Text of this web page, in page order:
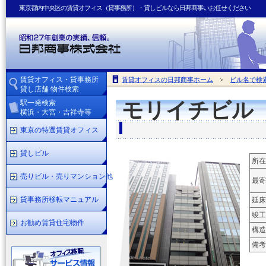
東京都内中央区の賃貸オフィス（貸事務所）・貸しビルなら日邦商事いお任せください
賃貸オフィスの日邦商事ホーム > ビル名で検
モリイチビル
所
最
延床
竣工
構
備考
賃貸オフィス・貸事務所
貸し店舗 物件検索
駅一発検索
横浜・大宮・吉祥寺等
東京の特選賃貸オフィス
貸しビル
売りビル・売りマンション他
貸事務所移転マニュアル
お勧め賃貸住宅物件